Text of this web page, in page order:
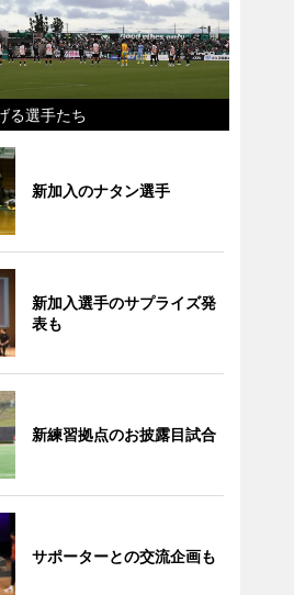
る選手たち
新加入のナタン選手
新加入選手のサプライズ発
表も
新練習拠点のお披露目試合
サポーターとの交流企画も